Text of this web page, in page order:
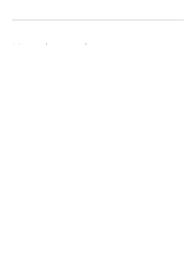
Kontaktangaben